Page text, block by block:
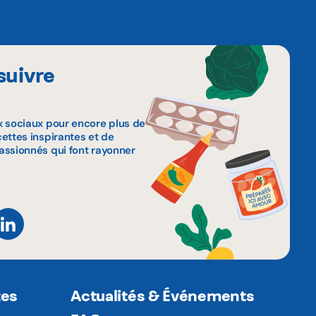
sociaux pour encore plus de
inspirantes et de
qui font rayonner
Actualités & Événements